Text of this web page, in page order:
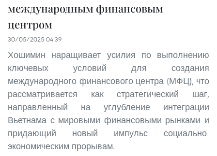
международным финансовым
центром
30/05/2025 04:39
Хошимин наращивает усилия по выполнению
ключевых условий для создания
международного финансового центра (МФЦ), что
рассматривается как стратегический шаг,
направленный на углубление интеграции
Вьетнама с мировыми финансовыми рынками и
придающий новый импульс социально-
экономическим прорывам.